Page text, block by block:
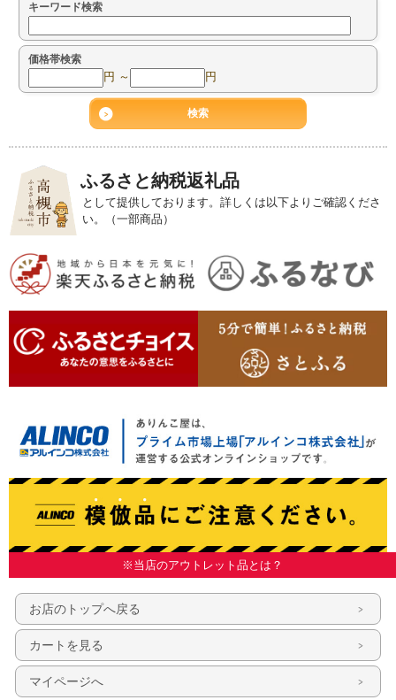
キーワード検索
価格帯検索
円 ～ 円
ふるさと納税返礼品
として提供しております。詳しくは以下よりご確認くださ
い。（一部商品）
※当店のアウトレット品とは？
お店のトップへ戻る
カートを見る
マイページへ